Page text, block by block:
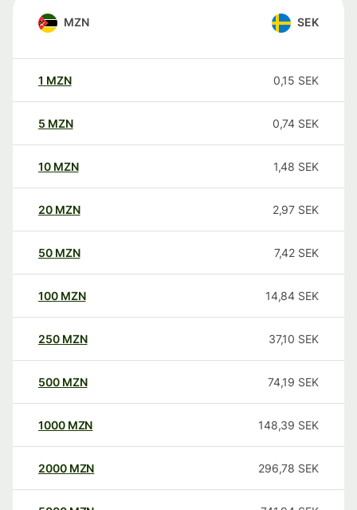
MZN SEK
1 MZN 0,15 SEK
5 MZN 0,74 SEK
10 MZN 1,48 SEK
20 MZN 2,97 SEK
50 MZN 7,42 SEK
100 MZN 14,84 SEK
250 MZN 37,10 SEK
500 MZN 74,19 SEK
1000 MZN 148,39 SEK
2000 MZN 296,78 SEK